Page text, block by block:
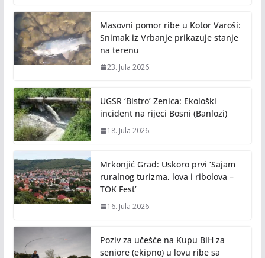
Masovni pomor ribe u Kotor Varoši:
Snimak iz Vrbanje prikazuje stanje
na terenu
23. Jula 2026.
UGSR ‘Bistro’ Zenica: Ekološki
incident na rijeci Bosni (Banlozi)
18. Jula 2026.
Mrkonjić Grad: Uskoro prvi ‘Sajam
ruralnog turizma, lova i ribolova –
TOK Fest’
16. Jula 2026.
Poziv za učešće na Kupu BiH za
seniore (ekipno) u lovu ribe sa